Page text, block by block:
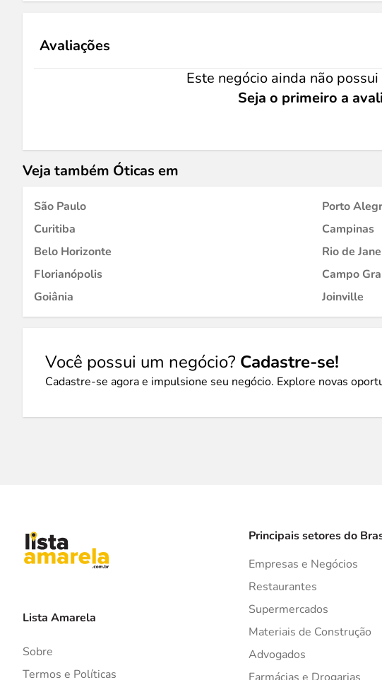
Avaliações
Este negócio ainda não
Seja o primeiro a
Veja também Óticas em
São Paulo
Porto
Curitiba
Campinas
Belo Horizonte
Rio de
Florianópolis
Campo
Goiânia
Joinville
Você possui um negócio? Cadastre-se!
Cadastre-se agora e impulsione seu negócio. Explore novas
Lista Amarela
Sobre
Termos e Políticas
Principais setores do
Empresas e Negócios
Restaurantes
Supermercados
Materiais de Construção
Advogados